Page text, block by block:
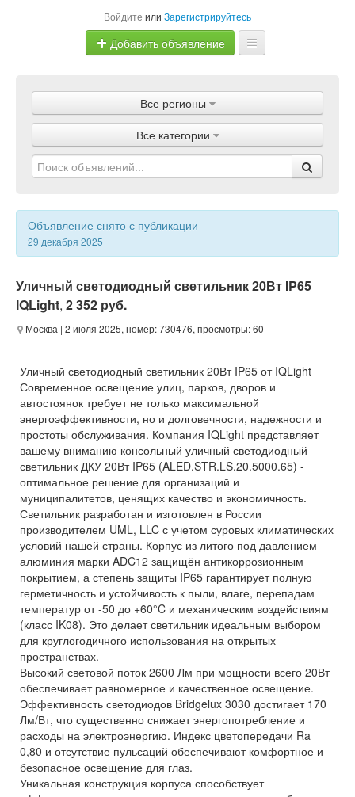
Войдите или Зарегистрируйтесь
Добавить объявление
Объявления
Магазины
Услуги
Статьи
Все регионы
Все категории
Объявление снято с публикации
29 декабря 2025
Уличный светодиодный светильник 20Вт IP65
IQLight, 2 352 руб.
Москва | 2 июля 2025, номер: 730476, просмотры: 60
Уличный светодиодный светильник 20Вт IP65 от IQLight
Современное освещение улиц, парков, дворов и
автостоянок требует не только максимальной
энергоэффективности, но и долговечности, надежности и
простоты обслуживания. Компания IQLight представляет
вашему вниманию консольный уличный светодиодный
светильник ДКУ 20Вт IP65 (ALED.STR.LS.20.5000.65) -
оптимальное решение для организаций и
муниципалитетов, ценящих качество и экономичность.
Светильник разработан и изготовлен в России
производителем UML, LLC с учетом суровых климатических
условий нашей страны. Корпус из литого под давлением
алюминия марки ADC12 защищён антикоррозионным
покрытием, а степень защиты IP65 гарантирует полную
герметичность и устойчивость к пыли, влаге, перепадам
температур от -50 до +60°C и механическим воздействиям
(класс IK08). Это делает светильник идеальным выбором
для круглогодичного использования на открытых
пространствах.
Высокий световой поток 2600 Лм при мощности всего 20Вт
обеспечивает равномерное и качественное освещение.
Эффективность светодиодов Bridgelux 3030 достигает 170
Лм/Вт, что существенно снижает энергопотребление и
расходы на электроэнергию. Индекс цветопередачи Ra
0,80 и отсутствие пульсаций обеспечивают комфортное и
безопасное освещение для глаз.
Уникальная конструкция корпуса способствует